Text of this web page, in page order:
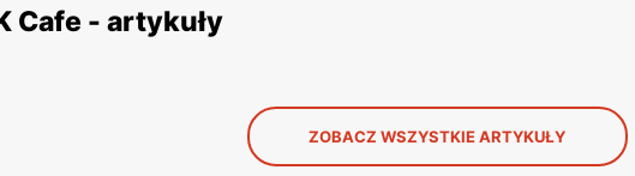
Cafe - artykuły
ZOBACZ WSZYSTKIE ARTYKUŁY